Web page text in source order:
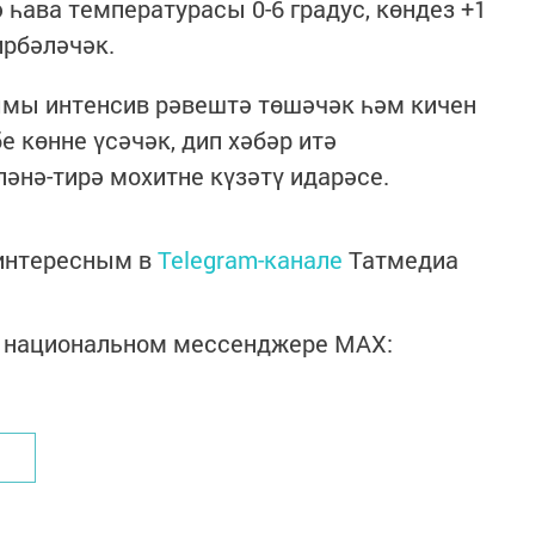
температурасы 0-6 градус, көндез +1
интенсив рәвештә төшәчәк һәм кичен
үсәчәк, дип хәбәр итә
тирә мохитне күзәтү идарәсе.
вTelegram-канале Татмедиа
национальном мессенджере MАХ: